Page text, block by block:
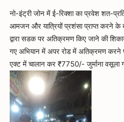
नो-इंट्री जोन में ई-रिक्शा का प्रवेश शत-
आमजन और यात्रियों प्रशंसा प्राप्त करने के
द्वारा सडक पर अतिक्रमण किए जाने की
गए अभियान में अपर रोड में अतिक्रमण करने
एक्ट में चालान कर ₹7750/- जुर्माना वसूला